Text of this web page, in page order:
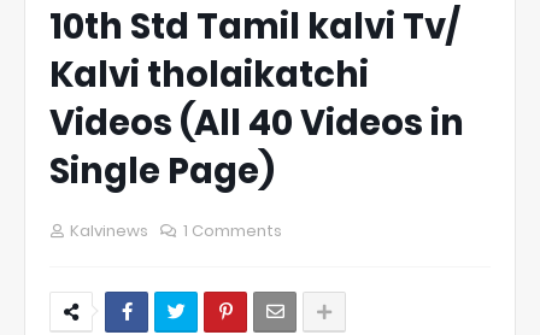
10th Std Tamil kalvi Tv/
Kalvi tholaikatchi
Videos (All 40 Videos in
Single Page)
Kalvinews 1 Comments